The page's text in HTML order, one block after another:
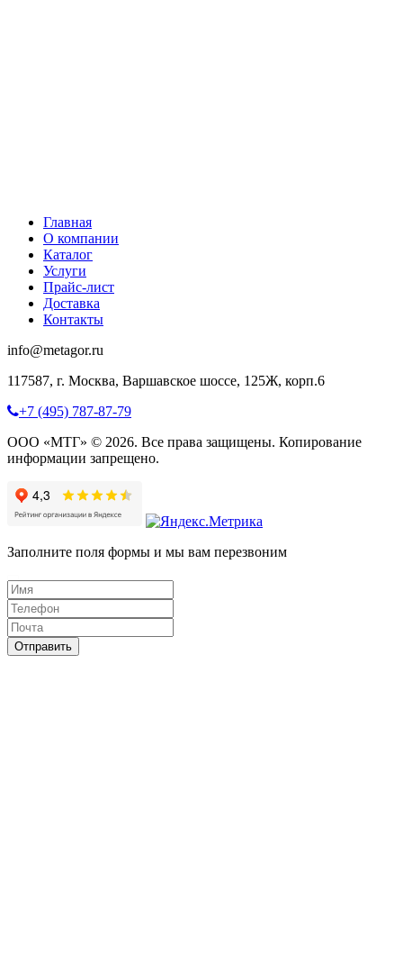
Главная
О компании
Каталог
Услуги
Прайс-лист
Доставка
Контакты
info@metagor.ru
117587, г. Москва, Варшавское шоссе, 125Ж, корп.6
+7 (495) 787-87-79
ООО «МТГ» © 2026. Все права защищены. Копирование
информации запрещено.
Заполните поля формы и мы вам перезвоним
Отправить